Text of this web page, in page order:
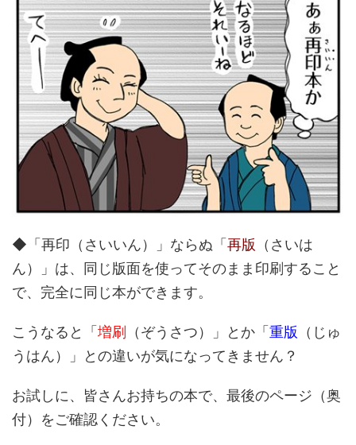
◆「再印（さいいん）」ならぬ「 再版 （さいは
ん）」は、同じ版面を使ってそのまま印刷すること
で、完全に同じ本ができます。
こうなると「 増刷 （ぞうさつ）」とか「 重版 （じゅ
うはん）」との違いが気になってきません？
お試しに、皆さんお持ちの本で、最後のページ（奥
付）をご確認ください。